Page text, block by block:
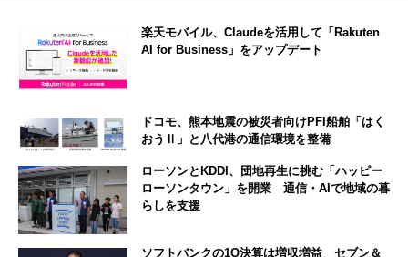
楽天モバイル、Claudeを活用して「Rakuten
AI for Business」をアップデート
ドコモ、熊本地震の被災者向けPFI船舶「はく
おうⅡ」と八代港の通信環境を整備
ローソンとKDDI、団地再生に挑む「ハッピー
ローソンタウン」を開業 通信・AIで地域の暮
らしを支援
ソフトバンクの1Q決算は増収増益 セブン＆